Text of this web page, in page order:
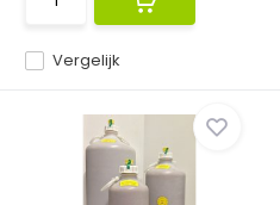
Vergelijk